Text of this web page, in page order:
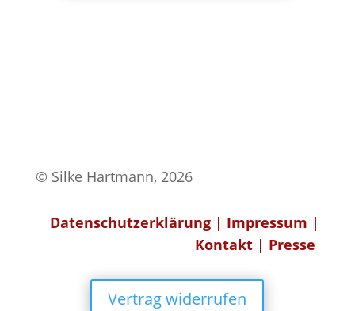
© Silke Hartmann, 2026
Datenschutzerklärung | Impressum |
Kontakt | Presse
Vertrag widerrufen